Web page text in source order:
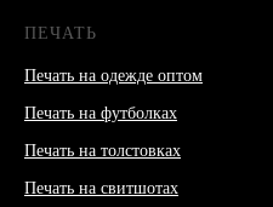
ПЕЧАТЬ
Печать на одежде оптом
Печать на футболках
Печать на толстовках
Печать на свитшотах